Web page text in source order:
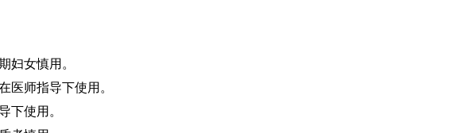
妇女慎用。
医师指导下使用。
下使用。